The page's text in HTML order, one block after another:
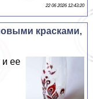
22 06 2026 12:43:20
красками,
и ее